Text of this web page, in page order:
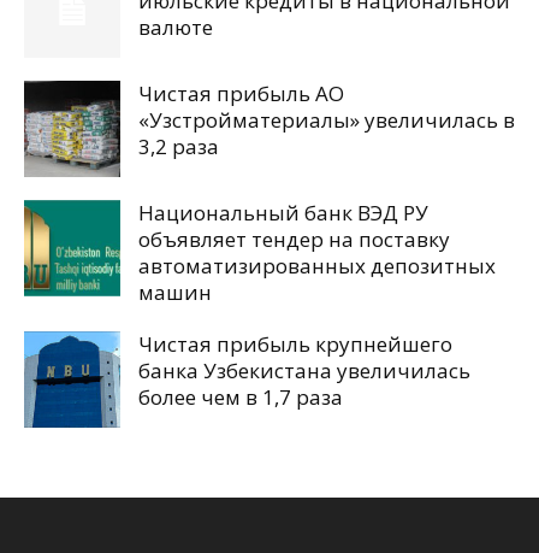
валюте
Чистая прибыль АО
«Узстройматериалы» увеличилась в
3,2 раза
Национальный банк ВЭД РУ
объявляет тендер на поставку
автоматизированных депозитных
машин
Чистая прибыль крупнейшего
банка Узбекистана увеличилась
более чем в 1,7 раза